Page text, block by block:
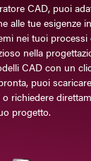
CAD, puoi
alle tue esigenze
nei tuoi processi
nella
CAD con un
puoi
richiedere
progetto.